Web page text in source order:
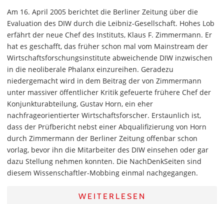
Am 16. April 2005 berichtet die Berliner Zeitung über die
Evaluation des DIW durch die Leibniz-Gesellschaft. Hohes Lob
erfährt der neue Chef des Instituts, Klaus F. Zimmermann. Er
hat es geschafft, das früher schon mal vom Mainstream der
Wirtschaftsforschungsinstitute abweichende DIW inzwischen
in die neoliberale Phalanx einzureihen. Geradezu
niedergemacht wird in dem Beitrag der von Zimmermann
unter massiver öffentlicher Kritik gefeuerte frühere Chef der
Konjunkturabteilung, Gustav Horn, ein eher
nachfrageorientierter Wirtschaftsforscher. Erstaunlich ist,
dass der Prüfbericht nebst einer Abqualifizierung von Horn
durch Zimmermann der Berliner Zeitung offenbar schon
vorlag, bevor ihn die Mitarbeiter des DIW einsehen oder gar
dazu Stellung nehmen konnten. Die NachDenkSeiten sind
diesem Wissenschaftler-Mobbing einmal nachgegangen.
WEITERLESEN